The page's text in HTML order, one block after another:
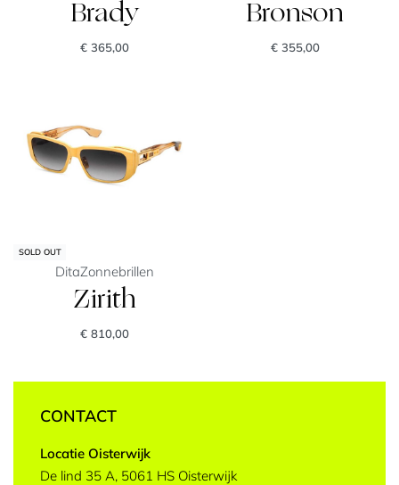
Brady
€365,00
Bronson
€355,00
SOLD OUT
DitaZonnebrillen
Zirith
€810,00
CONTACT
Locatie Oisterwijk
De lind 35 A, 5061 HS Oisterwijk